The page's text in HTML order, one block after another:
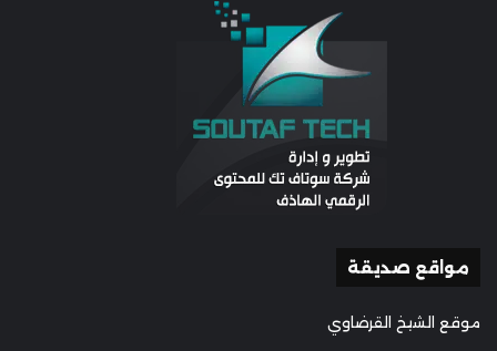
مواقع صديقة
موقع الشيخ القرضاوي